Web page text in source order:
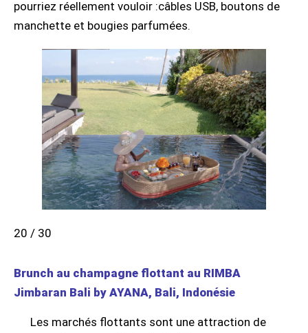
pourriez réellement vouloir :câbles USB, boutons de
manchette et bougies parfumées.
20 / 30
Brunch au champagne flottant au RIMBA
Jimbaran Bali by AYANA, Bali, Indonésie
Les marchés flottants sont une attraction de